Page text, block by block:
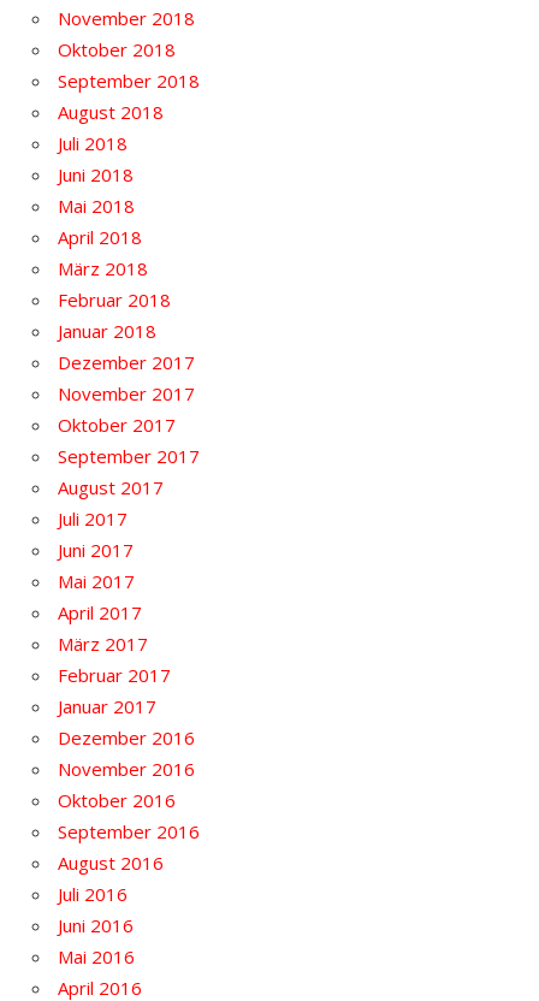
November 2018
Oktober 2018
September 2018
August 2018
Juli 2018
Juni 2018
Mai 2018
April 2018
März 2018
Februar 2018
Januar 2018
Dezember 2017
November 2017
Oktober 2017
September 2017
August 2017
Juli 2017
Juni 2017
Mai 2017
April 2017
März 2017
Februar 2017
Januar 2017
Dezember 2016
November 2016
Oktober 2016
September 2016
August 2016
Juli 2016
Juni 2016
Mai 2016
April 2016